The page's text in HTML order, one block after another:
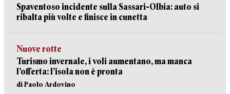
Spaventoso incidente sulla Sassari-Olbia: auto si
ribalta più volte e finisce in cunetta
Nuove rotte
Turismo invernale, i voli aumentano, ma manca
l’offerta: l’isola non è pronta
di Paolo Ardovino